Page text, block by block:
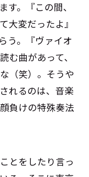
す。『この間、
大変だったよ』
う。『ヴァイオ
む曲があって、
（笑）。そうや
れるのは、音楽
負けの特殊奏法
とをしたり言っ